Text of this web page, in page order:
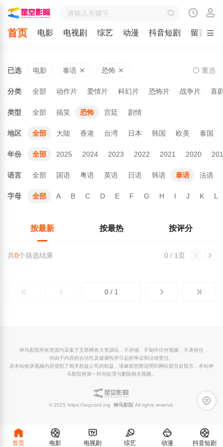
首页 电影 电视剧 综艺 动漫 抖音短剧 留言
已选 电影 泰语 恐怖 重选
分类 全部 动作片 爱情片 科幻片 恐怖片 战争片 喜
类型 全部 搞笑 恐怖 宫廷 剧情
地区 全部 大陆 香港 台湾 日本 韩国 欧美 泰国
年份 全部 2025 2024 2023 2022 2021 2020
语言 全部 国语 粤语 英语 日语 韩语 泰语 法语
字母 全部 A B C D E F G H I J K L
按最新 按最热 按评分
0 / 1页
共0个筛选结果
0 / 1
留言反
神马影院所有资源均采集于互联网各大资源站，不存储、不制作任何视频，不承担任
何由于内容的合法性及健康性所引起的争议和法律责任。
若本站收录视频内容侵犯了相关权益公司的权益，请麻烦您附说明到网站留言处留言，本站神
马影院将第一时间处理与删除相关视频。
© 2025 https://acpconf.org 神马影院 All rights reservd.
首页 电影 电视剧 综艺 动漫 抖音短剧